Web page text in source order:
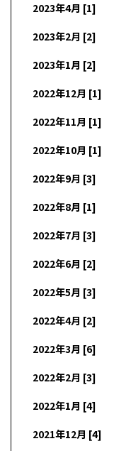
2023年4月 [1]
2023年2月 [2]
2023年1月 [2]
2022年12月 [1]
2022年11月 [1]
2022年10月 [1]
2022年9月 [3]
2022年8月 [1]
2022年7月 [3]
2022年6月 [2]
2022年5月 [3]
2022年4月 [2]
2022年3月 [6]
2022年2月 [3]
2022年1月 [4]
2021年12月 [4]